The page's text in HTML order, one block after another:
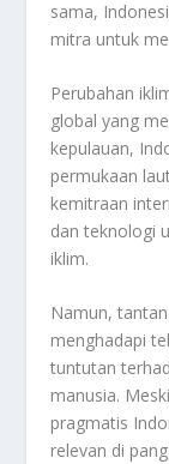
sama,
mitra untuk
Perubahan
global yang
kepulauan,
permukaan
kemitraan
dan teknologi
iklim.
Namun,
menghadapi
tuntutan
manusia.
pragmatis
relevan di